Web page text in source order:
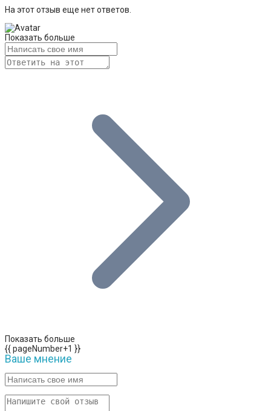
На этот отзыв еще нет ответов.
Показать больше
Показать больше
{{ pageNumber+1 }}
Ваше мнение